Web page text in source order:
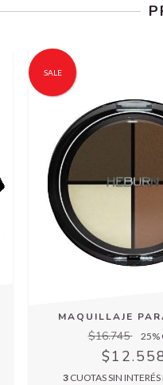
SALE
MAQUILLAJE
$16.745 25%
3 CUOTAS SIN INTERÉS